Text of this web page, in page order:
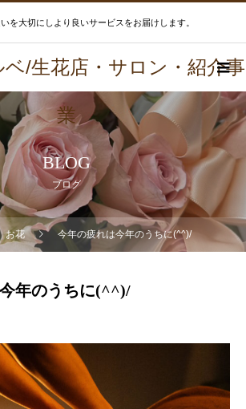
を大切にしより良いサービスをお届けします。
/生花店・サロン・紹介事
業
BLOG
ブログ
お花 今年の疲れは今年のうちに(^^)/
年のうちに(^^)/